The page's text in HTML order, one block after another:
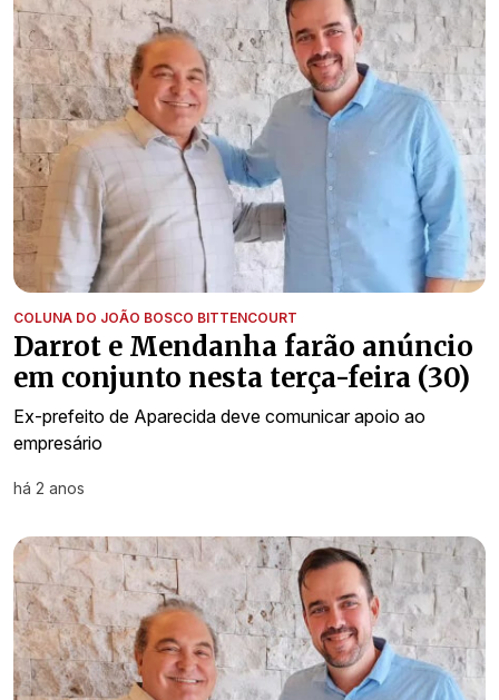
COLUNA DO JOÃO BOSCO BITTENCOURT
Darrot e Mendanha farão anúncio
em conjunto nesta terça-feira (30)
Ex-prefeito de Aparecida deve comunicar apoio ao
empresário
há 2 anos